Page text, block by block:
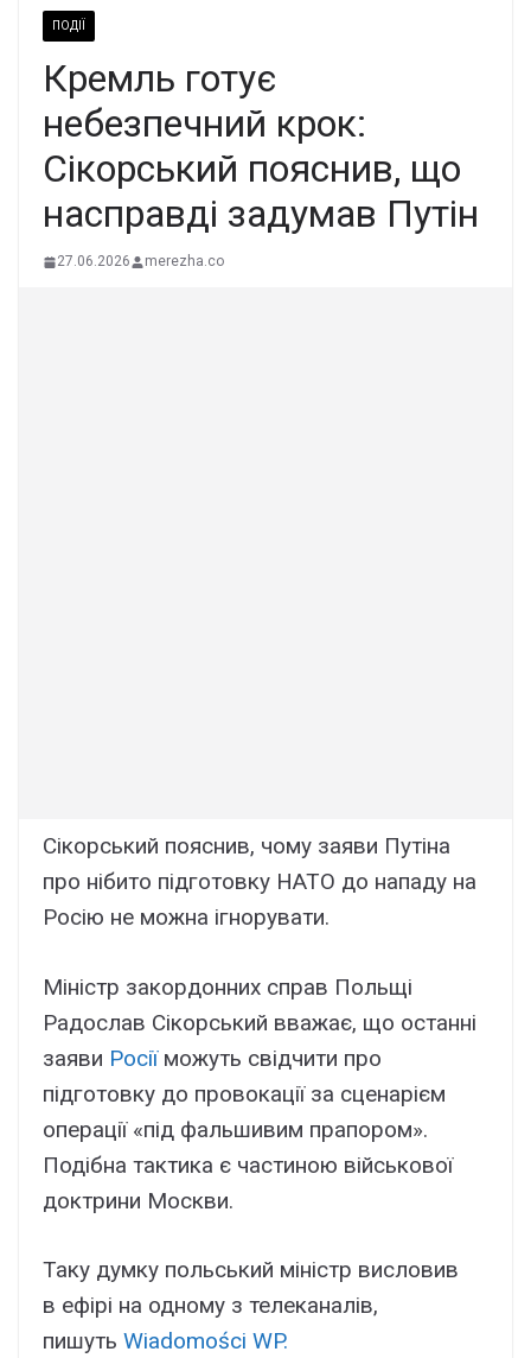
ПОДІЇ
Кремль готує
небезпечний крок:
Сікорський пояснив, що
насправді задумав Путін
27.06.2026 merezha.co
Сікорський пояснив, чому заяви Путіна
про нібито підготовку НАТО до нападу на
Росію не можна ігнорувати.
Міністр закордонних справ Польщі
Радослав Сікорський вважає, що останні
заяви Росії можуть свідчити про
підготовку до провокації за сценарієм
операції «під фальшивим прапором».
Подібна тактика є частиною військової
доктрини Москви.
Таку думку польський міністр висловив
в ефірі на одному з телеканалів,
пишуть Wiadomości WP.